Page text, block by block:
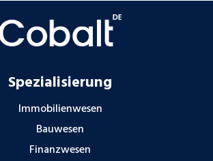
Spezialisierung
Immobilienwesen
Bauwesen
Finanzwesen